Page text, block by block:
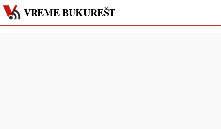
VREME BUKUREŠT